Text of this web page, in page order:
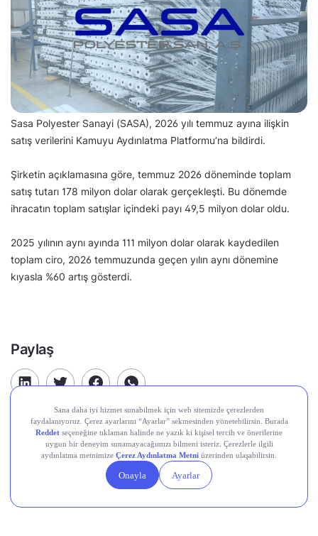
Sasa Polyester Sanayi (SASA), 2026 yılı temmuz ayına ilişkin
satış verilerini Kamuyu Aydınlatma Platformu’na bildirdi.
Şirketin açıklamasına göre, temmuz 2026 döneminde toplam
satış tutarı 178 milyon dolar olarak gerçekleşti. Bu dönemde
ihracatın toplam satışlar içindeki payı 49,5 milyon dolar oldu.
2025 yılının aynı ayında 111 milyon dolar olarak kaydedilen
toplam ciro, 2026 temmuzunda geçen yılın aynı dönemine
kıyasla %60 artış gösterdi.
Paylaş